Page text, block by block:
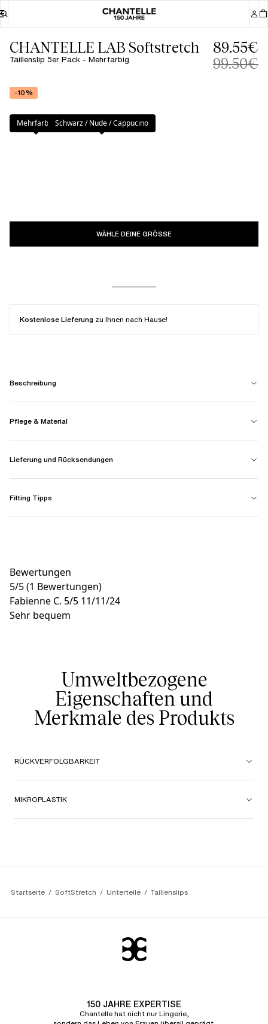
CHANTELLE LAB Softstretch
Taillenslip 5er Pack - Mehrfarbig
89.55€
99.50€
-10%
Farbe:Mehrfarbig
Mehrfarbig Schwarz / Nude / Cappucino
WÄHLE DEINE GRÖSSE
Kostenlose Lieferung zu Ihnen nach Hause!
Beschreibung
Pflege & Material
Lieferung und Rücksendungen
Fitting Tipps
Bewertungen
5/5(1 Bewertungen)
Fabienne C. 5/5 11/11/24
Sehr bequem
Umweltbezogene
Eigenschaften und
Merkmale des Produkts
RÜCKVERFOLGBARKEIT
MIKROPLASTIK
Startseite SoftStretch Unterteile Taillenslips
150 JAHRE EXPERTISE
Chantelle hat nicht nur Lingerie,